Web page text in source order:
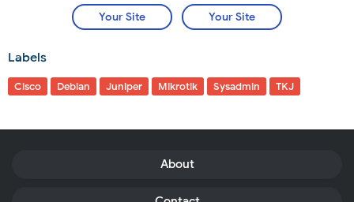
Your Site Your Site
Labels
Cisco Debian Juniper Mikrotik Sysadmin TKJ
About